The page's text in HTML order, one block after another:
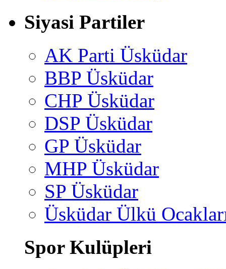
Siyasi Partiler
AK Parti Üsküdar
BBP Üsküdar
CHP Üsküdar
DSP Üsküdar
GP Üsküdar
MHP Üsküdar
SP Üsküdar
Üsküdar Ülkü
Spor Kulüpleri